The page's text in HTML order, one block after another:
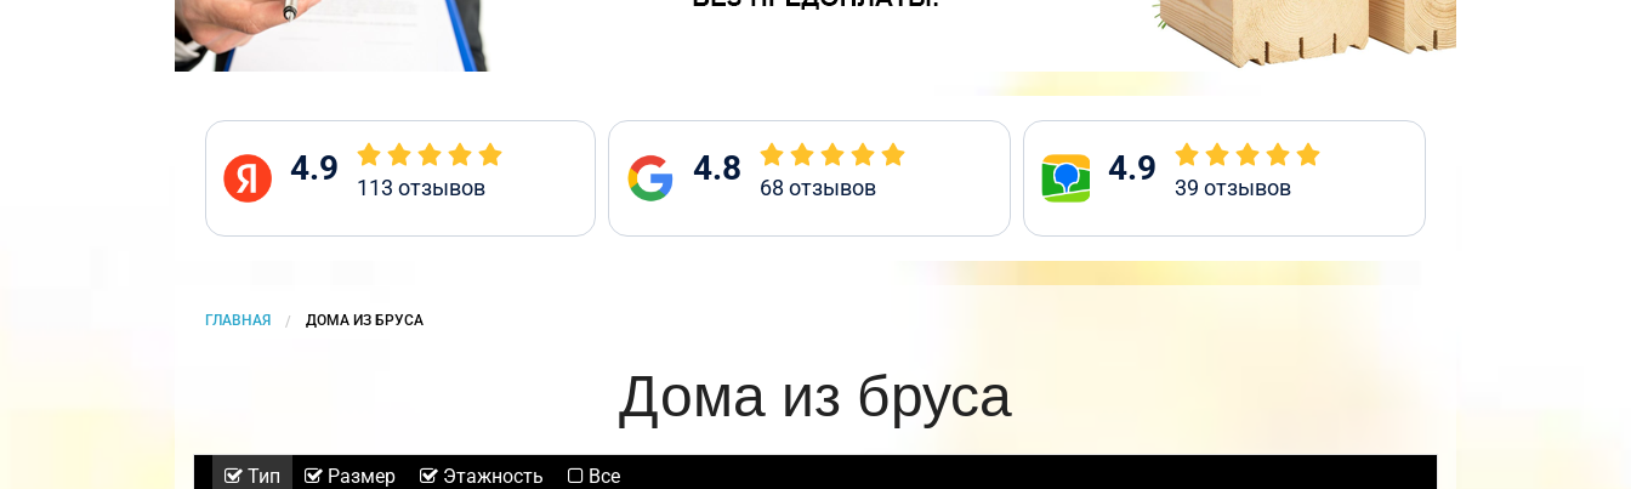
4.9 113 отзывов 4.8 68 отзывов 4.9 39 отзывов
ГЛАВНАЯ CURRENT:
ДОМА ИЗ БРУСА
Дома из бруса
Тип Размер Этажность Все